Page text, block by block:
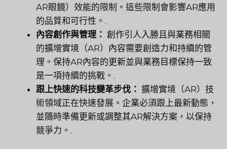
AR眼鏡）效能的限制。這些限制會影響AR應用
的品質和可行性。.
內容創作與管理： 創作引人入勝且與業務相關
的擴增實境（AR）內容需要創造力和持續的管
理。保持AR內容的更新並與業務目標保持一致
是一項持續的挑戰。.
跟上快速的科技變革步伐： 擴增實境（AR）技
術領域正在快速發展。企業必須跟上最新動態，
並隨時準備更新或調整其AR解決方案，以保持
競爭力。.